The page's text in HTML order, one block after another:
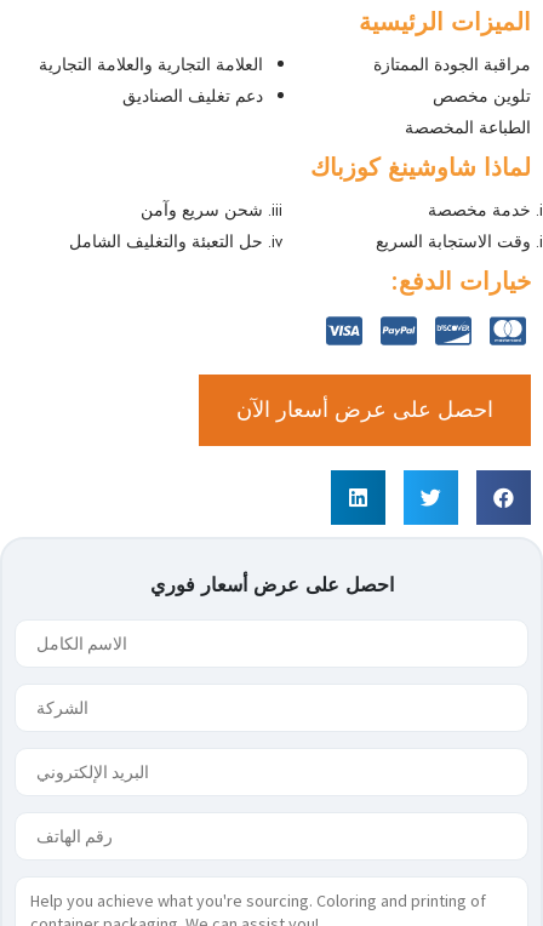
الميزات الرئيسية
مراقبة الجودة الممتازة
تلوين مخصص
الطباعة المخصصة
العلامة التجارية والعلامة التجارية
دعم تغليف الصناديق
لماذا شاوشينغ كوزباك
خدمة مخصصة
وقت الاستجابة السريع
شحن سريع وآمن
حل التعبئة والتغليف الشامل
خيارات الدفع:
احصل على عرض أسعار الآن
احصل على عرض أسعار فوري